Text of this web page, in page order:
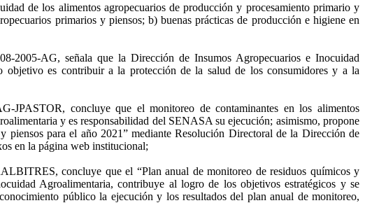
de los alimentos agropecuarios de producción y procesamiento primario y
primarios y piensos; b) buenas prácticas de producción e higiene en
2005-AG, señala que la Dirección de Insumos Agropecuarios e Inocuidad
objetivo es contribuir a la protección de la salud de los consumidores y a la
concluye que el monitoreo de contaminantes en los alimentos
y es responsabilidad del SENASA su ejecución; asimismo, propone
piensos para el año 2021” mediante Resolución Directoral de la Dirección de
en la página web institucional;
concluye que el “Plan anual de monitoreo de residuos químicos y
Agroalimentaria, contribuye al logro de los objetivos estratégicos y se
público la ejecución y los resultados del plan anual de monitoreo,